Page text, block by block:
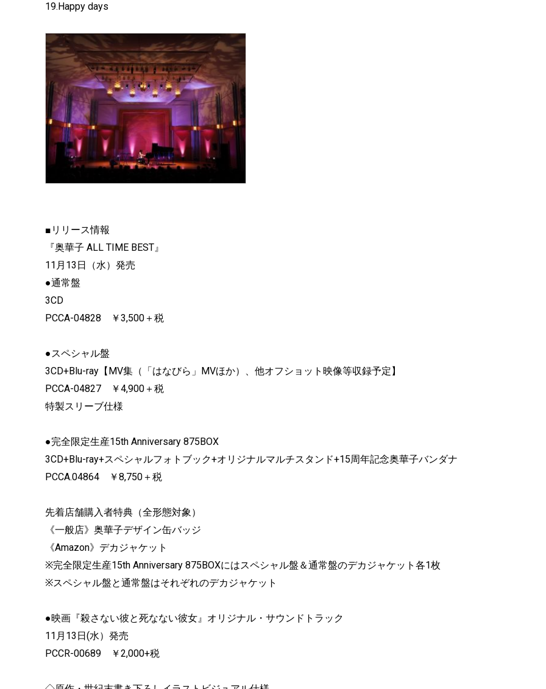
19.Happy days
■リリース情報
『奥華子 ALL TIME BEST』
11月13日（水）発売
●通常盤
3CD
PCCA-04828 ￥3,500＋税
●スペシャル盤
3CD+Blu-ray【MV集（「はなびら」MVほか）、他オフショット映像等収録予定】
PCCA-04827 ￥4,900＋税
特製スリーブ仕様
●完全限定生産15th Anniversary 875BOX
3CD+Blu-ray+スペシャルフォトブック+オリジナルマルチスタンド+15周年記念奥華子バンダナ
PCCA.04864 ￥8,750＋税
先着店舗購入者特典（全形態対象）
《一般店》奥華子デザイン缶バッジ
《Amazon》デカジャケット
※完全限定生産15th Anniversary 875BOXにはスペシャル盤＆通常盤のデカジャケット各1枚
※スペシャル盤と通常盤はそれぞれのデカジャケット
●映画『殺さない彼と死なない彼女』オリジナル・サウンドトラック
11月13日(水）発売
PCCR-00689 ￥2,000+税